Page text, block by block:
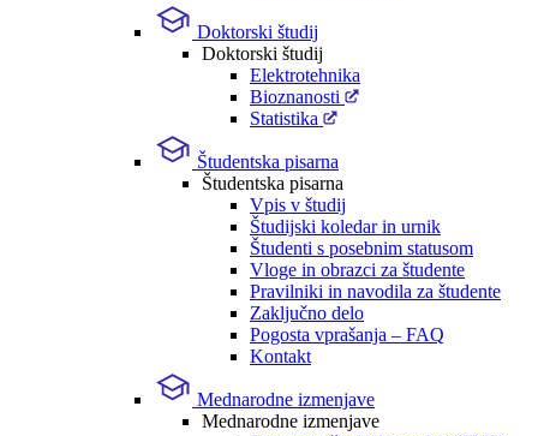
Doktorski študij
Doktorski študij
Elektrotehnika
Bioznanosti
Statistika
Študentska pisarna
Študentska pisarna
Vpis v študij
Študijski koledar in urnik
Študenti s posebnim statusom
Vloge in obrazci za študente
Pravilniki in navodila za študente
Zaključno delo
Pogosta vprašanja – FAQ
Kontakt
Mednarodne izmenjave
Mednarodne izmenjave